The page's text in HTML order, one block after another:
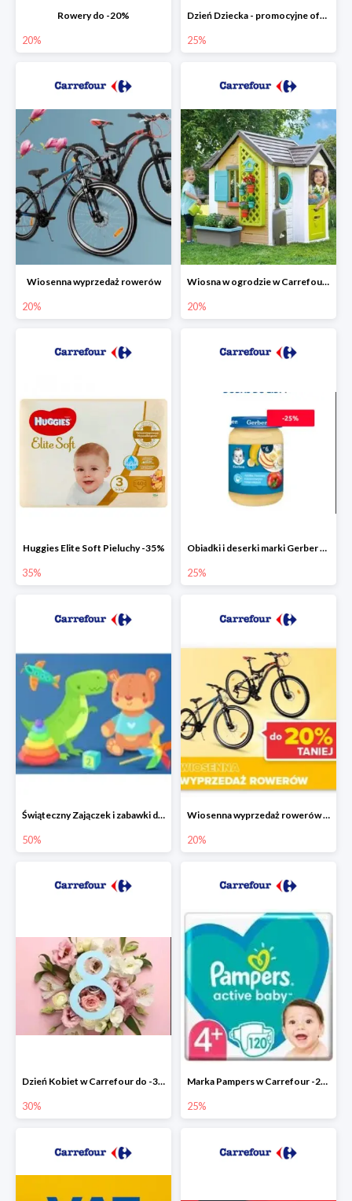
Rowery do -20%
20%
Dzień Dziecka - promocyjne oferty dla najmłodszych
25%
Wiosenna wyprzedaż rowerów
20%
Wiosna w ogrodzie w Carrefourze do -20%
20%
Huggies Elite Soft Pieluchy -35%
35%
Obiadki i deserki marki Gerber do -25%
25%
Świąteczny Zajączek i zabawki do -50% mniej
50%
Wiosenna wyprzedaż rowerów w Carrefour do -20%
20%
Dzień Kobiet w Carrefour do -30%
30%
Marka Pampers w Carrefour -25%
25%